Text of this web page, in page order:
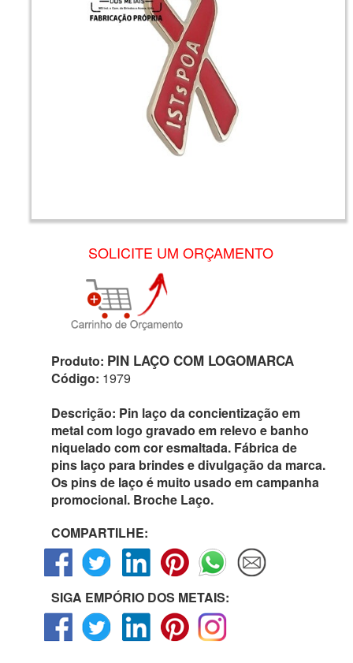
SOLICITE UM ORÇAMENTO
Produto: PIN LAÇO COM LOGOMARCA
Código: 1979
Descrição: Pin laço da concientização em
metal com logo gravado em relevo e banho
niquelado com cor esmaltada. Fábrica de
pins laço para brindes e divulgação da marca.
Os pins de laço é muito usado em campanha
promocional. Broche Laço.
COMPARTILHE:
SIGA EMPÓRIO DOS METAIS: